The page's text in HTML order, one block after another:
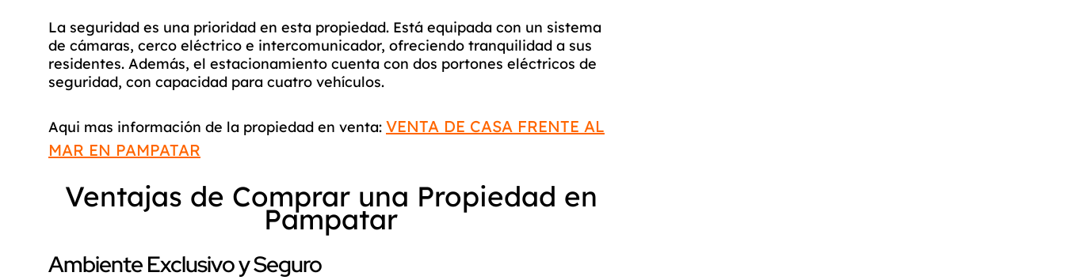
La seguridad es una prioridad en esta propiedad. Está equipada con un sistema
de cámaras, cerco eléctrico e intercomunicador, ofreciendo tranquilidad a sus
residentes. Además, el estacionamiento cuenta con dos portones eléctricos de
seguridad, con capacidad para cuatro vehículos.
Aqui mas información de la propiedad en venta: VENTA DE CASA FRENTE AL
MAR EN PAMPATAR
Ventajas de Comprar una Propiedad en
Pampatar
Ambiente Exclusivo y Seguro